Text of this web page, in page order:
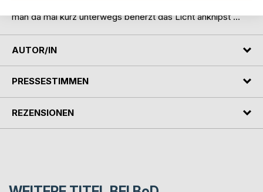
man da mal kurz unterwegs beherzt das Licht anknipst …
AUTOR/IN
PRESSESTIMMEN
REZENSIONEN